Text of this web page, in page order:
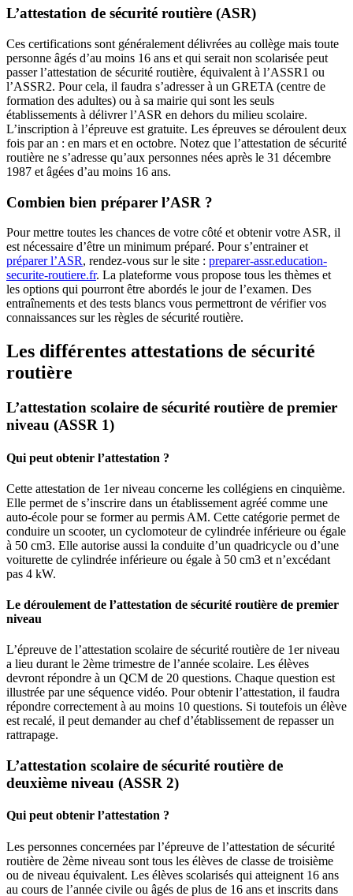
L’attestation de sécurité routière (ASR)
Ces certifications sont généralement délivrées au collège mais toute
personne âgés d’au moins 16 ans et qui serait non scolarisée peut
passer l’attestation de sécurité routière, équivalent à l’ASSR1 ou
l’ASSR2. Pour cela, il faudra s’adresser à un GRETA (centre de
formation des adultes) ou à sa mairie qui sont les seuls
établissements à délivrer l’ASR en dehors du milieu scolaire.
L’inscription à l’épreuve est gratuite. Les épreuves se déroulent deux
fois par an : en mars et en octobre. Notez que l’attestation de sécurité
routière ne s’adresse qu’aux personnes nées après le 31 décembre
1987 et âgées d’au moins 16 ans.
Combien bien préparer l’ASR ?
Pour mettre toutes les chances de votre côté et obtenir votre ASR, il
est nécessaire d’être un minimum préparé. Pour s’entrainer et
préparer l’ASR, rendez-vous sur le site : preparer-assr.education-
securite-routiere.fr. La plateforme vous propose tous les thèmes et
les options qui pourront être abordés le jour de l’examen. Des
entraînements et des tests blancs vous permettront de vérifier vos
connaissances sur les règles de sécurité routière.
Les différentes attestations de sécurité
routière
L’attestation scolaire de sécurité routière de premier
niveau (ASSR 1)
Qui peut obtenir l’attestation ?
Cette attestation de 1er niveau concerne les collégiens en cinquième.
Elle permet de s’inscrire dans un établissement agréé comme une
auto-école pour se former au permis AM. Cette catégorie permet de
conduire un scooter, un cyclomoteur de cylindrée inférieure ou égale
à 50 cm3. Elle autorise aussi la conduite d’un quadricycle ou d’une
voiturette de cylindrée inférieure ou égale à 50 cm3 et n’excédant
pas 4 kW.
Le déroulement de l’attestation de sécurité routière de premier
niveau
L’épreuve de l’attestation scolaire de sécurité routière de 1er niveau
a lieu durant le 2ème trimestre de l’année scolaire. Les élèves
devront répondre à un QCM de 20 questions. Chaque question est
illustrée par une séquence vidéo. Pour obtenir l’attestation, il faudra
répondre correctement à au moins 10 questions. Si toutefois un élève
est recalé, il peut demander au chef d’établissement de repasser un
rattrapage.
L’attestation scolaire de sécurité routière de
deuxième niveau (ASSR 2)
Qui peut obtenir l’attestation ?
Les personnes concernées par l’épreuve de l’attestation de sécurité
routière de 2ème niveau sont tous les élèves de classe de troisième
ou de niveau équivalent. Les élèves scolarisés qui atteignent 16 ans
au cours de l’année civile ou âgés de plus de 16 ans et inscrits dans